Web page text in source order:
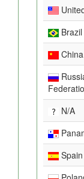
Brazil
China
N/A
Spain